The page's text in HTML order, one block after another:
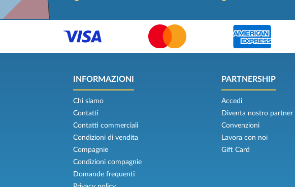
INFORMAZIONI
Chi siamo
Contatti
Contatti commerciali
Condizioni di vendita
Compagnie
Condizioni compagnie
Domande frequenti
PARTNERSHIP
Accedi
Diventa nostro partner
Convenzioni
Lavora con noi
Gift Card